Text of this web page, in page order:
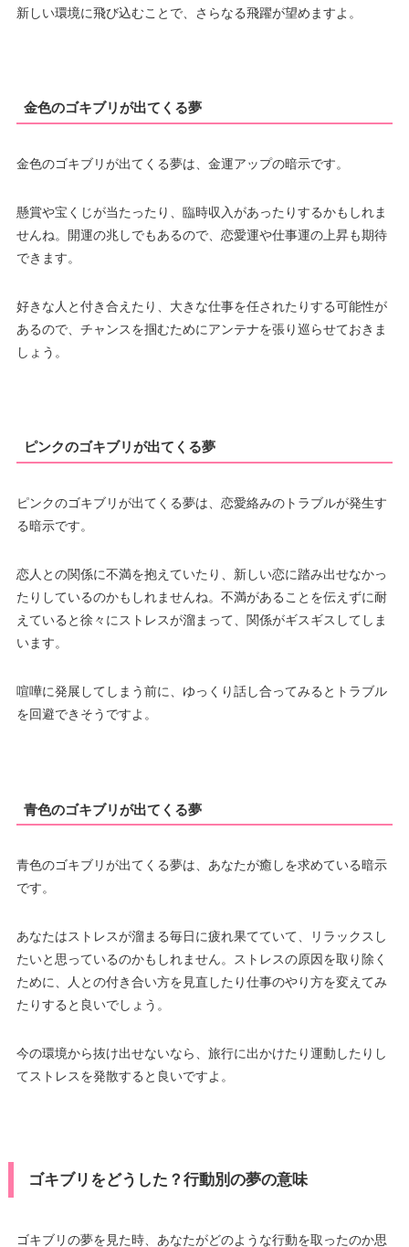
新しい環境に飛び込むことで、さらなる飛躍が望めますよ。
金色のゴキブリが出てくる夢
金色のゴキブリが出てくる夢は、金運アップの暗示です。
懸賞や宝くじが当たったり、臨時収入があったりするかもしれま
せんね。開運の兆しでもあるので、恋愛運や仕事運の上昇も期待
できます。
好きな人と付き合えたり、大きな仕事を任されたりする可能性が
あるので、チャンスを掴むためにアンテナを張り巡らせておきま
しょう。
ピンクのゴキブリが出てくる夢
ピンクのゴキブリが出てくる夢は、恋愛絡みのトラブルが発生す
る暗示です。
恋人との関係に不満を抱えていたり、新しい恋に踏み出せなかっ
たりしているのかもしれませんね。不満があることを伝えずに耐
えていると徐々にストレスが溜まって、関係がギスギスしてしま
います。
喧嘩に発展してしまう前に、ゆっくり話し合ってみるとトラブル
を回避できそうですよ。
青色のゴキブリが出てくる夢
青色のゴキブリが出てくる夢は、あなたが癒しを求めている暗示
です。
あなたはストレスが溜まる毎日に疲れ果てていて、リラックスし
たいと思っているのかもしれません。ストレスの原因を取り除く
ために、人との付き合い方を見直したり仕事のやり方を変えてみ
たりすると良いでしょう。
今の環境から抜け出せないなら、旅行に出かけたり運動したりし
てストレスを発散すると良いですよ。
ゴキブリをどうした？行動別の夢の意味
ゴキブリの夢を見た時、あなたがどのような行動を取ったのか思